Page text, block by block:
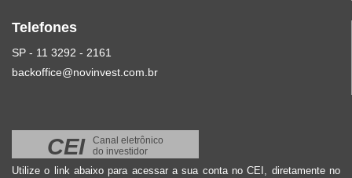
Telefones
SP - 11 3292 - 2161
backoffice@novinvest.com.br
CEI
Canal eletrônico
do investidor
Utilize o link abaixo para acessar a sua conta no CEI, diretamente no